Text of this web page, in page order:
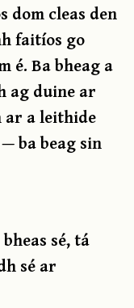
dom cleas den
faitíos go
é. Ba bheag a
ag duine ar
ar a leithide
ba beag sin
sé, tá
sé ar